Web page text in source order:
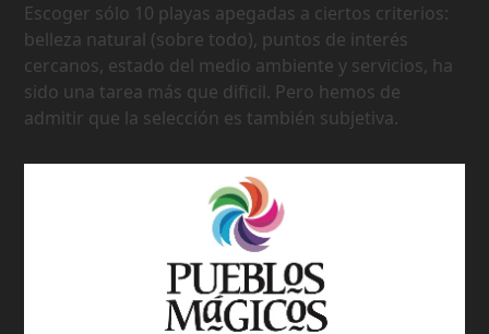
Escoger sólo 10 playas apegadas a ciertos criterios:
belleza natural (sobre todo), puntos de interés
cercanos, estado del medio ambiente y servicios, ha
sido una tarea más que dificil. Pero hemos de
admitir que la selección es también subjetiva.